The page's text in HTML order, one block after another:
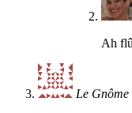
Ah
Le Gnôme